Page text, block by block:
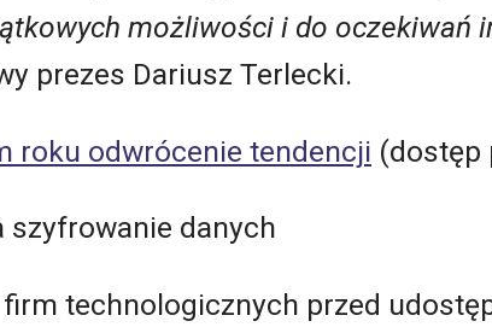
możliwości i do oczekiwań
prezes Dariusz Terlecki.
roku odwrócenie tendencji (dostęp
szyfrowanie danych
firm technologicznych przed